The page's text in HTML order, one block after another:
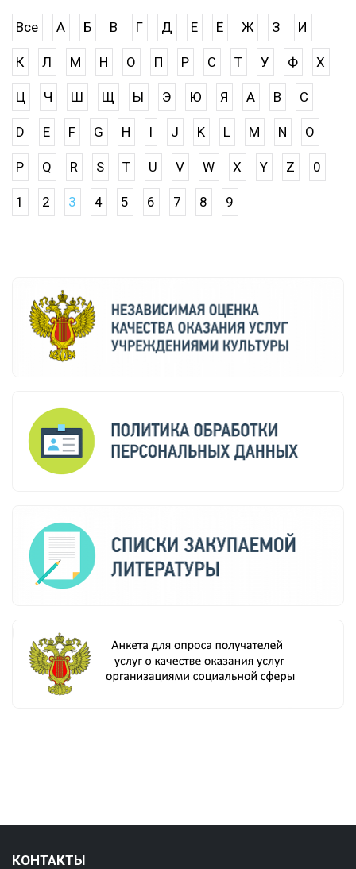
Все А Б В Г Д Е Ё Ж З И
К Л М Н О П Р С Т У Ф Х
Ц Ч Ш Щ Ы Э Ю Я A B C
D E F G H I J K L M N O
P Q R S T U V W X Y Z 0
1 2 3 4 5 6 7 8 9
КОНТАКТЫ